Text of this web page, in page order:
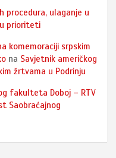
procedura, ulaganje u
prioriteti
komemoraciji srpskim
na Savjetnik američkog
žrtvama u Podrinju
fakulteta Doboj – RTV
Saobraćajnog